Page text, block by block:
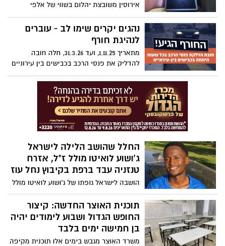
אירוסין משובצת יהלום בשווי של אלפי
שקלים, השייכת לנוסע שככל הנראה תכנן
להציע עמה נישואין
נהגים יקרים שימו לב - עוברים
לנהיגת חורף
מתאריך 1.11.25, ועד 31.3.26, חלה חובה
להדליק את פנסי הרכב בכבישים בין עירוניים
בכל שעות היממה.
החלל שהושב הלילה לישראל
ג'ושוע לואיטו מולל ז"ל, אזרח
טנזניה עבד ברפת בקיבוץ נחל עוז
הושבה לישראל גופתו של ג'ושוע לואיטו מולל
ז"ל, אזרח טנזניה בן 21, שנחטף ונרצח בקיבוץ
נחל עוז במהלך הטבח ב-7 באוקטובר
תוכנית האוצר החדשה: קיצור
החופש הגדול ושבוע לימודים יהיה
בן חמישה ימים בלבד
משרד האוצר מגבש בימים אלו תוכנית מקיפה